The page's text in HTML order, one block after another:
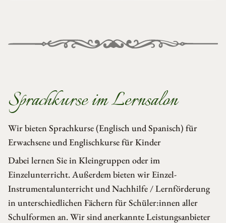
Sprachkurse im Lernsalon
Wir bieten Sprachkurse (Englisch und Spanisch) für
Erwachsene und Englischkurse für Kinder
Dabei lernen Sie in Kleingruppen oder im
Einzelunterricht. Außerdem bieten wir Einzel-
Instrumentalunterricht und Nachhilfe / Lernförderung
in unterschiedlichen Fächern für Schüler:innen aller
Schulformen an. Wir sind anerkannte Leistungsanbieter